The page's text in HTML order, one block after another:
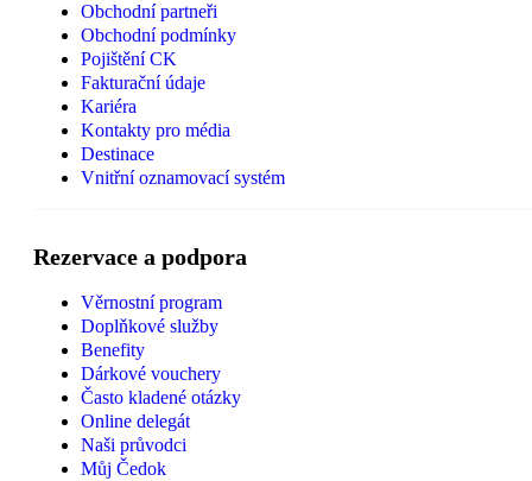
Obchodní partneři
Obchodní podmínky
Pojištění CK
Fakturační údaje
Kariéra
Kontakty pro média
Destinace
Vnitřní oznamovací systém
Rezervace a podpora
Věrnostní program
Doplňkové služby
Benefity
Dárkové vouchery
Často kladené otázky
Online delegát
Naši průvodci
Můj Čedok